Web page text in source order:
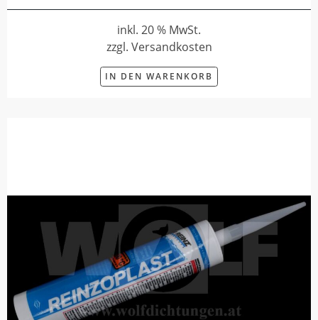
inkl. 20 % MwSt.
zzgl. Versandkosten
IN DEN WARENKORB